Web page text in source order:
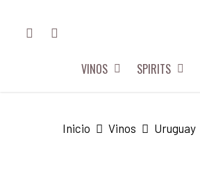
FACEBOOKINSTAGRAM
VINOS SPIRITS
Inicio Vinos Uruguay